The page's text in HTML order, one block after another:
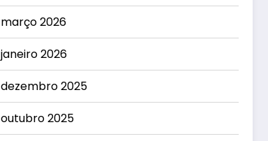
março 2026
janeiro 2026
dezembro 2025
outubro 2025